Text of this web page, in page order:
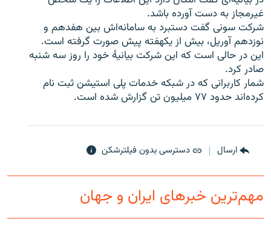
زبان‌های دیگر
غیرمجاز به دست آورده باشد.
شرکت سونی گفت دستبرد به سامانه‌اش بین هفدهم و
نوزدهم آوریل، بیش از یکهفته پیش صورت گرفته است.
این در حالی است که این شرکت بیانیۀ خود را روز سه شنبه
صادر کرد.
شمار کاربرانی که در شبکه خدمات پلی استیشن ثبت نام
کرده‌اند حدود ۷۷ میلیون تن گزارش شده است.
ارسال دسترسی بدون فیلترشکن
مهم‌ترین خبرهای ایران و جهان